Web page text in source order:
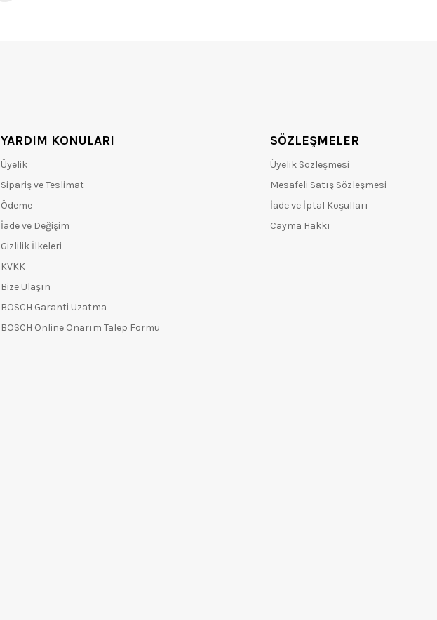
YARDIM KONULARI
Üyelik
Sipariş ve Teslimat
Ödeme
İade ve Değişim
Gizlilik İlkeleri
KVKK
Bize Ulaşın
BOSCH Garanti Uzatma
BOSCH Online Onarım Talep Formu
SÖZLEŞMELER
Üyelik Sözleşmesi
Mesafeli Satış Sözleşmesi
İade ve İptal Koşulları
Cayma Hakkı